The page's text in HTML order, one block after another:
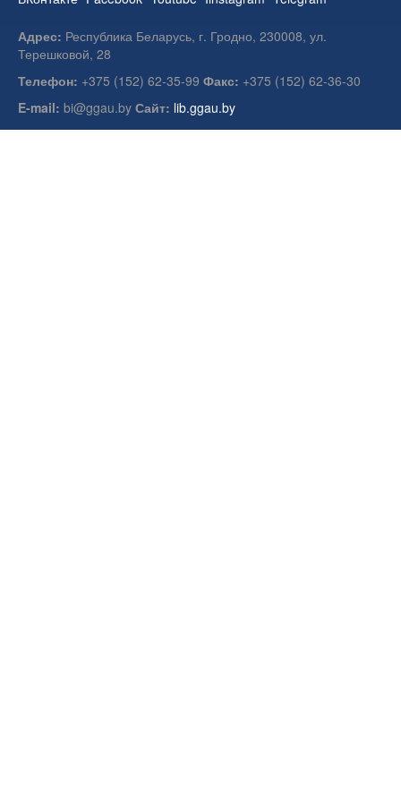
Адрес: Республика Беларусь, г. Гродно, 230008, ул.
Терешковой, 28
Телефон: +375 (152) 62-35-99 Факс: +375 (152) 62-36-30
E-mail: bi@ggau.by Сайт: lib.ggau.by